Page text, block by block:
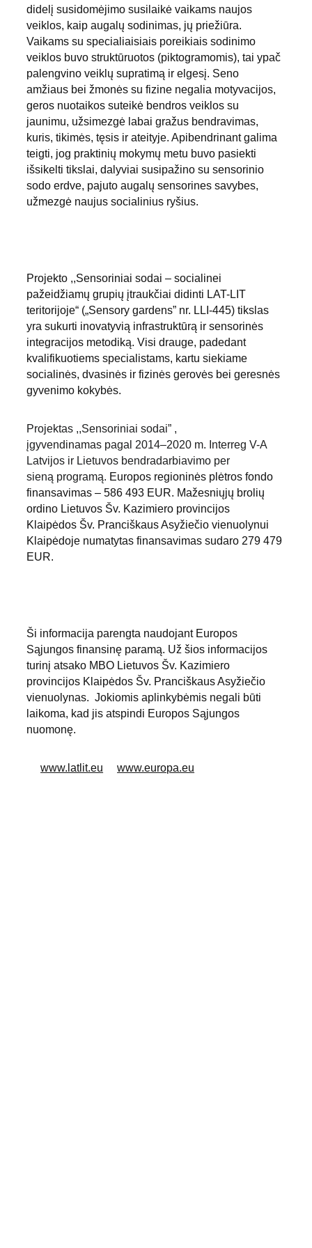
didelį susidomėjimo susilaikė vaikams naujos
veiklos, kaip augalų sodinimas, jų priežiūra.
Vaikams su specialiaisiais poreikiais sodinimo
veiklos buvo struktūruotos (piktogramomis), tai ypač
palengvino veiklų supratimą ir elgesį. Seno
amžiaus bei žmonės su fizine negalia motyvacijos,
geros nuotaikos suteikė bendros veiklos su
jaunimu, užsimezgė labai gražus bendravimas,
kuris, tikimės, tęsis ir ateityje. Apibendrinant galima
teigti, jog praktinių mokymų metu buvo pasiekti
išsikelti tikslai, dalyviai susipažino su sensorinio
sodo erdve, pajuto augalų sensorines savybes,
užmezgė naujus socialinius ryšius.
Projekto ,,Sensoriniai sodai – socialinei
pažeidžiamų grupių įtraukčiai didinti LAT-LIT
teritorijoje“ („Sensory gardens” nr. LLI-445) tikslas
yra sukurti inovatyvią infrastruktūrą ir sensorinės
integracijos metodiką. Visi drauge, padedant
kvalifikuotiems specialistams, kartu siekiame
socialinės, dvasinės ir fizinės gerovės bei geresnės
gyvenimo kokybės.
Projektas ,,Sensoriniai sodai” ,
įgyvendinamas pagal 2014–2020 m. Interreg V-A
Latvijos ir Lietuvos bendradarbiavimo per
sieną programą. Europos regioninės plėtros fondo
finansavimas – 586 493 EUR. Mažesniųjų brolių
ordino Lietuvos Šv. Kazimiero provincijos
Klaipėdos Šv. Pranciškaus Asyžiečio vienuolynui
Klaipėdoje numatytas finansavimas sudaro 279 479
EUR.
Ši informacija parengta naudojant Europos
Sąjungos finansinę paramą. Už šios informacijos
turinį atsako MBO Lietuvos Šv. Kazimiero
provincijos Klaipėdos Šv. Pranciškaus Asyžiečio
vienuolynas.  Jokiomis aplinkybėmis negali būti
laikoma, kad jis atspindi Europos Sąjungos
nuomonę.
www.latlit.eu www.europa.eu